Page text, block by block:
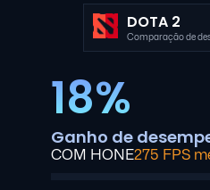
DOTA 2
Comparação de
18%
Ganho de
COM HONE275 FPS